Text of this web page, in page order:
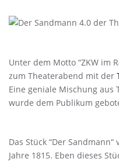
Unter dem Motto “ZKW im
zum Theaterabend mit der
Eine geniale Mischung
wurde dem Publikum
Das Stück “Der
Jahre 1815. Eben dieses